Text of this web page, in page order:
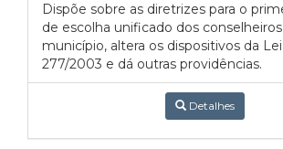
Dispõe sobre as diretrizes para o
de escolha unificado dos
município, altera os dispositivos da
277/2003 e dá outras providências.
Detalhes